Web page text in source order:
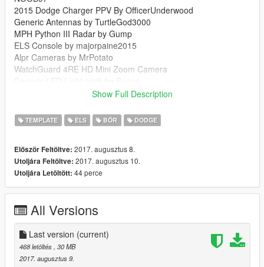
2015 Dodge Charger PPV By OfficerUnderwood
Generic Antennas by TurtleGod3000
MPH Python III Radar by Gump
ELS Console by majorpaine2015
Alpr Cameras by MrPotato
WatchGuard 4RE HD Mini Zoom Camera
Generic Dashlights by Bueno
Center console by Turtles 3
Whelen TAD Series LED Traffic Advisor Control Head by Bueno
Motorola XTL5000 radio by OfficerUnderwood
Generic Pushbar by Blackjesus
Panasonic Toughbook 1.0F by CAP'N CRUNCH
Show Full Description
TEMPLATE ELS BŐR DODGE
Először Feltöltve: 2017. augusztus 8.
Utoljára Feltöltve: 2017. augusztus 10.
Utoljára Letöltött: 44 perce
All Versions
Last version (current)
468 letöltés , 30 MB
2017. augusztus 9.